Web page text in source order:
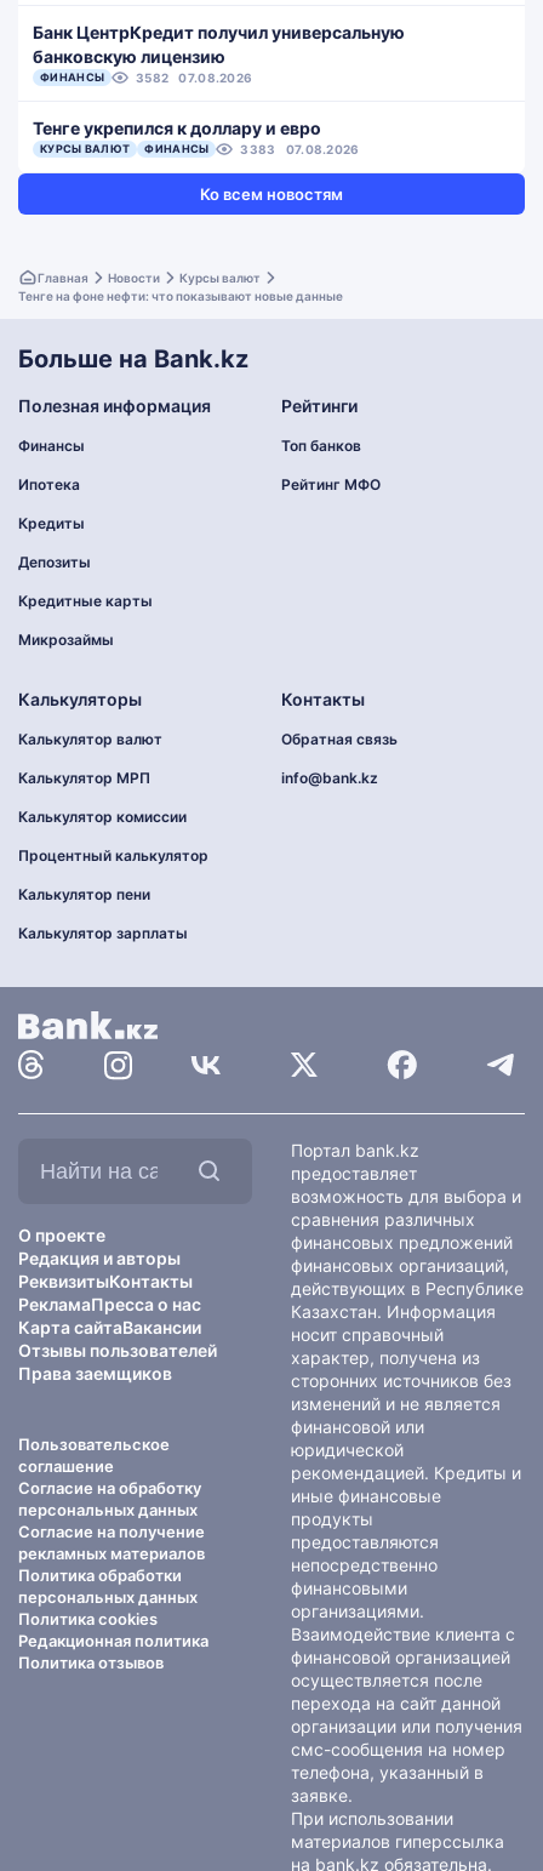
Банк ЦентрКредит получил универсальную
банковскую лицензию
ФИНАНСЫ 3582 07.08.2026
Тенге укрепился к доллару и евро
КУРСЫ ВАЛЮТ ФИНАНСЫ 3383 07.08.2026
Ко всем новостям
Главная Новости
Курсы валют
Тенге на фоне нефти: что показывают новые данные
Больше на Bank.kz
Полезная информация
Финансы
Ипотека
Кредиты
Депозиты
Кредитные карты
Микрозаймы
Рейтинги
Топ банков
Рейтинг МФО
Калькуляторы
Калькулятор валют
Калькулятор МРП
Калькулятор комиссии
Процентный калькулятор
Калькулятор пени
Калькулятор зарплаты
Контакты
Обратная связь
info@bank.kz
О проекте
Редакция и авторы
РеквизитыКонтакты
РекламаПресса о нас
Карта сайтаВакансии
Отзывы пользователей
Права заемщиков
Пользовательское
соглашение
Согласие на обработку
персональных данных
Согласие на получение
рекламных материалов
Политика обработки
персональных данных
Политика cookies
Редакционная политика
Политика отзывов
Портал bank.kz
предоставляет
возможность для выбора и
сравнения различных
финансовых предложений
финансовых организаций,
действующих в Республике
Казахстан. Информация
носит справочный
характер, получена из
сторонних источников без
изменений и не является
финансовой или
юридической
рекомендацией. Кредиты и
иные финансовые
продукты
предоставляются
непосредственно
финансовыми
организациями.
Взаимодействие клиента с
финансовой организацией
осуществляется после
перехода на сайт данной
организации или получения
смс-сообщения на номер
телефона, указанный в
заявке.
При использовании
материалов гиперссылка
на bank.kz обязательна.